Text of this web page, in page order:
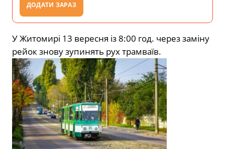
ДОДАТИ ЗАРАЗ
У Житомирі 13 вересня із 8:00 год. через заміну
рейок знову зупинять рух трамваїв.